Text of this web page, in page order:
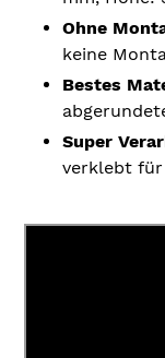
Ohne
keine
Bestes
Super
verklebt für